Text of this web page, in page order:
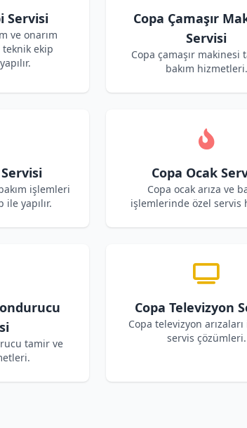
Servisi
ve onarım
ekip
Copa Çamaşır
Servisi
Copa çamaşır makinesi
bakım hizmetleri.
Servisi
işlemleri
yapılır.
Copa Ocak
Copa ocak arıza ve
işlemlerinde özel servis
tamir ve
Copa Televizyon
Copa televizyon
servis çözümleri.